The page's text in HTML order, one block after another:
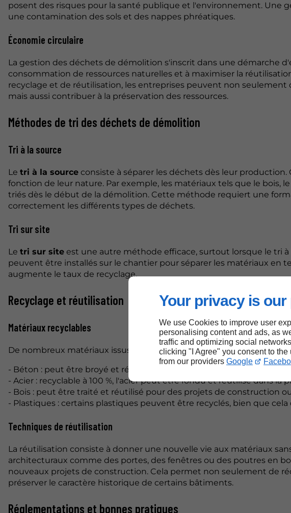
Your privacy is
We use Cookies to improve user
personalising content and ads, as
traffic and optimizing social
clicking "I Agree" you consent to the
from our providers Google
posent des risques pour la santé publique et l'environnement. Une
une contamination des sols et des nappes phréatiques.
Économie circulaire
La gestion des déchets de démolition s'inscrit dans une démarche
consommation de ressources naturelles et à maximiser la
recyclage et de réutilisation, les entreprises peuvent non
mais aussi contribuer à la préservation des ressources.
Méthodes de tri des déchets de démolition
Tri à la source
Le tri à la source consiste à séparer les déchets dès leur
fonction de leur nature. Par exemple, les matériaux tels que le bois,
triés dès le début de la démolition. Cette méthode requiert une
correctement les différents types de déchets.
Tri sur site
Le tri sur site est une autre méthode efficace, surtout lorsque le tri
peuvent être installés sur le chantier pour séparer les matériaux en
augmente le taux de recyclage.
Recyclage et réutilisation
Matériaux recyclables
De nombreux matériaux issus de la démolition peuvent être
- Béton : peut être broyé et réutilisé comme granulats pour de
- Acier : recyclable à 100 %, l'acier peut être fondu et réutilisé dans
- Bois : peut être traité et réutilisé pour des projets de construction
- Plastiques : certains plastiques peuvent être recyclés, bien que
Techniques de réutilisation
La réutilisation consiste à donner une nouvelle vie aux matériaux
architecturaux comme des portes, des fenêtres ou des poutres en
nouveaux projets de construction. Cela permet non seulement de
préserver le caractère historique de certains bâtiments.
Réglementations et bonnes pratiques